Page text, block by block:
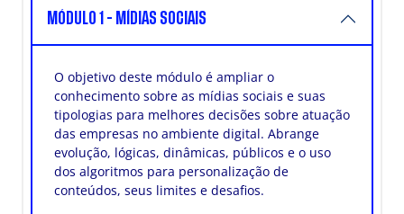
MÓDULO 1 - MÍDIAS SOCIAIS
O objetivo deste módulo é ampliar o
conhecimento sobre as mídias sociais e suas
tipologias para melhores decisões sobre atuação
das empresas no ambiente digital. Abrange
evolução, lógicas, dinâmicas, públicos e o uso
dos algoritmos para personalização de
conteúdos, seus limites e desafios.